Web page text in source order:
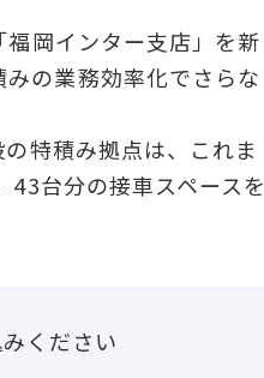
岡インター支店」を新
の業務効率化でさらな
特積み拠点は、これま
台分の接車スペースを
ください